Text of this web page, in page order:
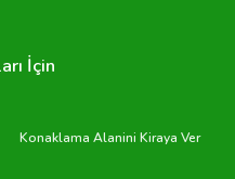
İçin
Konaklama Alanini Kiraya Ver